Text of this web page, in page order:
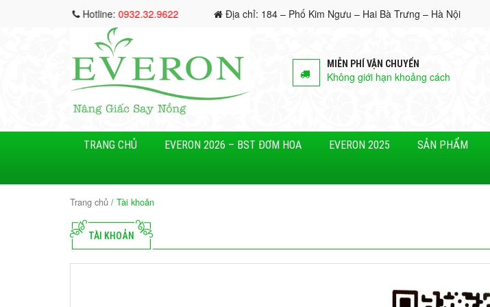
Hotline:0932.32.9622 Địa chỉ: 184 – Phố Kim Ngưu – Hai Bà Trưng – Hà Nội
MIỄN PHÍ VẬN CHUYỂN
Không giới hạn khoảng cách
TRANG CHỦ EVERON 2026 – BST ĐƠM HOA EVERON 2025 SẢN PHẨM
Trang chủ / Tài khoản
TÀI KHOẢN